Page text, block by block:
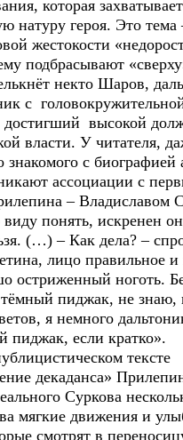
которая захватывает
натуру героя. Это тема
жестокости
подбрасывают
некто Шаров,
с
достигший высокой
власти. У читателя,
знакомого с биографией
ассоциации с
– Владиславом
понять, искренен
(…) – Как дела? –
лицо правильное и
остриженный ноготь.
пиджак, не знаю,
я немного
пиджак, если кратко».
тексте
декаданса»
Суркова
мягкие движения и
смотрят в